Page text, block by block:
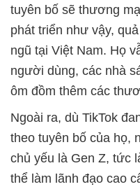
tuyên bố sẽ thương
phát triển như vậy, quả
ngũ tại Việt Nam. Họ
người dùng, các nhà
ôm đồm thêm các
Ngoài ra, dù TikTok
theo tuyên bố của họ,
chủ yếu là Gen Z, tức
thể làm lãnh đạo cao